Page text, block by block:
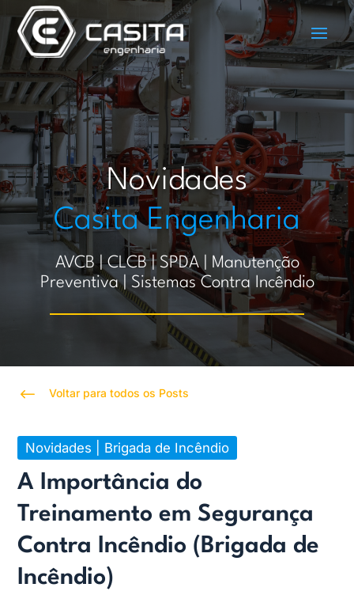
Novidades
Casita Engenharia
AVCB | CLCB | SPDA | Manutenção
Preventiva | Sistemas Contra Incêndio
# Voltar para todos os Posts
Novidades Brigada de Incêndio
A Importância do
Treinamento em Segurança
Contra Incêndio (Brigada de
Incêndio)